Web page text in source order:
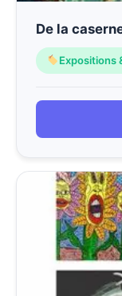
De la
Expositions